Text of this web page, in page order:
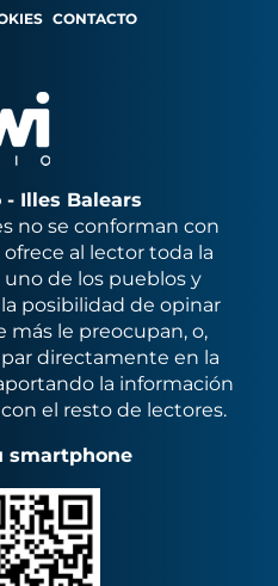
CONTACTO
Illes Balears
no se conforman con
al lector toda la
de los pueblos y
posibilidad de opinar
más le preocupan, o,
directamente en la
la información
el resto de lectores.
smartphone